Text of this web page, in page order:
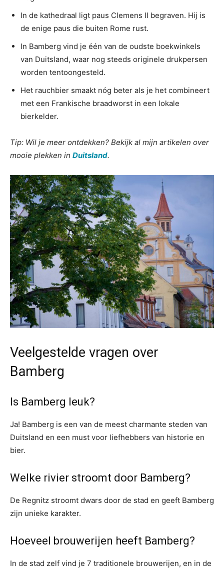
In de kathedraal ligt paus Clemens II begraven. Hij is
de enige paus die buiten Rome rust.
In Bamberg vind je één van de oudste boekwinkels
van Duitsland, waar nog steeds originele drukpersen
worden tentoongesteld.
Het rauchbier smaakt nóg beter als je het combineert
met een Frankische braadworst in een lokale
bierkelder.
Tip: Wil je meer ontdekken? Bekijk al mijn artikelen over
mooie plekken in Duitsland.
Veelgestelde vragen over
Bamberg
Is Bamberg leuk?
Ja! Bamberg is een van de meest charmante steden van
Duitsland en een must voor liefhebbers van historie en
bier.
Welke rivier stroomt door Bamberg?
De Regnitz stroomt dwars door de stad en geeft Bamberg
zijn unieke karakter.
Hoeveel brouwerijen heeft Bamberg?
In de stad zelf vind je 7 traditionele brouwerijen, en in de